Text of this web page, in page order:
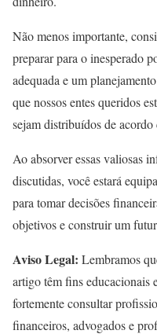
Não menos importante,
preparar para o inesperado
adequada e um
que nossos entes queridos
sejam distribuídos de acordo
Ao absorver essas valiosas
discutidas, você estará
para tomar decisões
objetivos e construir um
Aviso Legal: Lembramos
artigo têm fins educacionais
fortemente consultar
financeiros, advogados e